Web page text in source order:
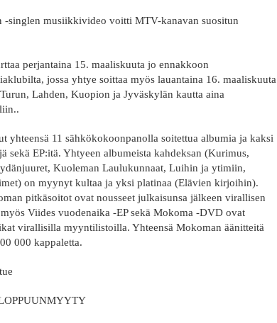
singlen musiikkivideo voitti MTV-kanavan suositun
perjantaina 15. maaliskuuta jo ennakkoon
jossa yhtye soittaa myös lauantaina 16. maaliskuuta
Lahden, Kuopion ja Jyväskylän kautta aina
yhteensä 11 sähkökokoonpanolla soitettua albumia ja kaksi
sekä EP:itä. Yhtyeen albumeista kahdeksan (Kurimus,
Kuoleman Laulukunnaat, Luihin ja ytimiin,
on myynyt kultaa ja yksi platinaa (Elävien kirjoihin).
pitkäsoitot ovat nousseet julkaisunsa jälkeen virallisen
Viides vuodenaika -EP sekä Mokoma -DVD ovat
virallisilla myyntilistoilla. Yhteensä Mokoman äänitteitä
000 kappaletta.